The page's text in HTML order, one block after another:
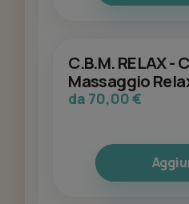
C.B.M. RELAX -
Massaggio
da 70,00 €